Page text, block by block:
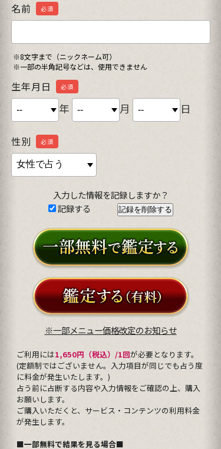
名前 必須
※8文字まで（ニックネーム可）
※一部の半角記号などは、使用できません
生年月日 必須
年 月 日
性別 必須
入力した情報を記録しますか？
記録する
※一部メニュー価格改定のお知らせ
ご利用には1,650円（税込）/1回が必要となります。
(定額制ではございません。入力項目が同じでも占う度
に料金が発生いたします。)
占う前に占断する内容や入力情報をご確認の上、購入
お願いします。
ご購入いただくと、サービス・コンテンツの利用料金
が発生します。
■一部無料で結果を見る場合■